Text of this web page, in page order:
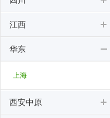
江西
华东
上海
西安中原